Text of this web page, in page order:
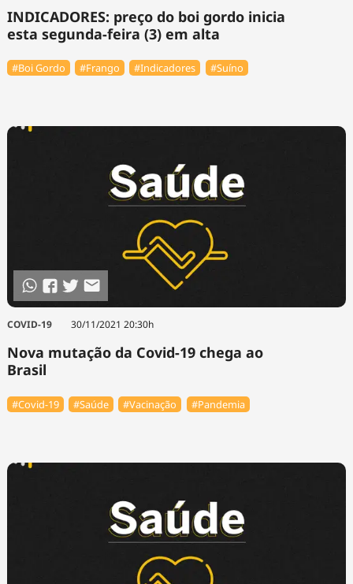
INDICADORES: preço do boi gordo inicia
esta segunda-feira (3) em alta
#Boi Gordo #Frango #Indicadores #Suíno
COVID-19 30/11/2021 20:30h
Nova mutação da Covid-19 chega ao
Brasil
#Covid-19 #Saúde #Vacinação #Pandemia